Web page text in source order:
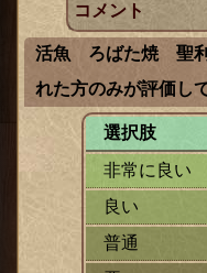
コメント
活魚 ろばた焼 聖利
れた方のみが評価し
選択肢
非常に良い
良い
普通